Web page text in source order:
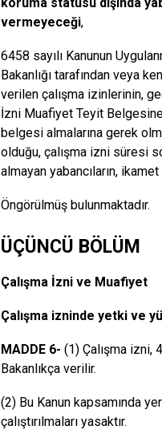
vermeyeceği,
6458 sayılı Kanunun
Bakanlığı tarafından veya
verilen çalışma izinlerinin,
İzni Muafiyet Teyit Belgesine
belgesi almalarına gerek
olduğu, çalışma izni süresi
almayan yabancıların,
Öngörülmüş bulunmaktadır.
ÜÇÜNCÜ BÖLÜM
Çalışma İzni ve Muafiyet
Çalışma izninde yetki ve
MADDE 6- (1) Çalışma izni,
Bakanlıkça verilir.
(2) Bu Kanun kapsamında
çalıştırılmaları yasaktır.